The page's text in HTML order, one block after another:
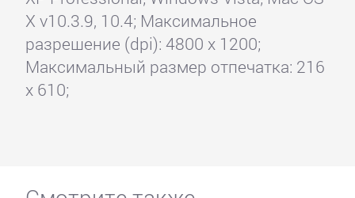
X v10.3.9, 10.4; Максимальное
разрешение (dpi): 4800 x 1200;
Максимальный размер отпечатка: 216
x 610;